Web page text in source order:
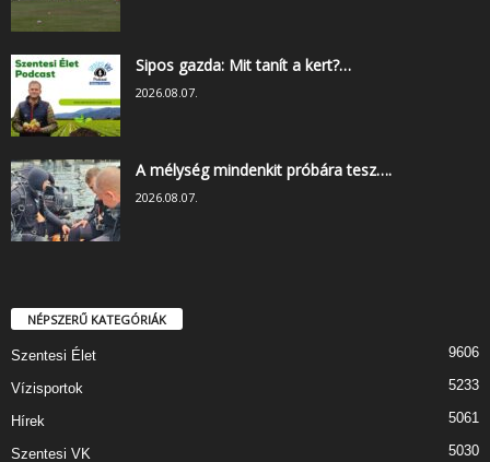
Sipos gazda: Mit tanít a kert?…
2026.08.07.
A mélység mindenkit próbára tesz….
2026.08.07.
NÉPSZERŰ KATEGÓRIÁK
Szentesi Élet 9606
Vízisportok 5233
Hírek 5061
Szentesi VK 5030